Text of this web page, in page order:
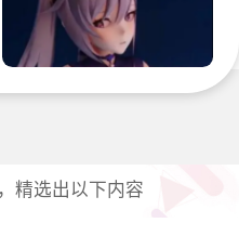
精选出以下内容